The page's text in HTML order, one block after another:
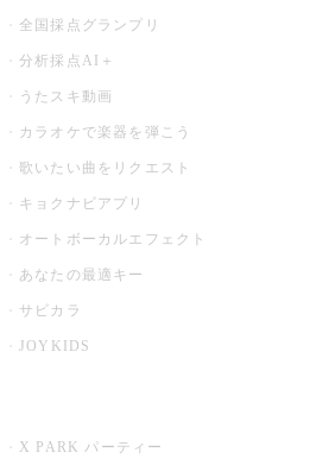
全国採点グランプリ
分析採点AI＋
うたスキ動画
カラオケで楽器を弾こう
歌いたい曲をリクエスト
キョクナビアプリ
オートボーカルエフェクト
あなたの最適キー
サビカラ
JOYKIDS
X PARK パーティー